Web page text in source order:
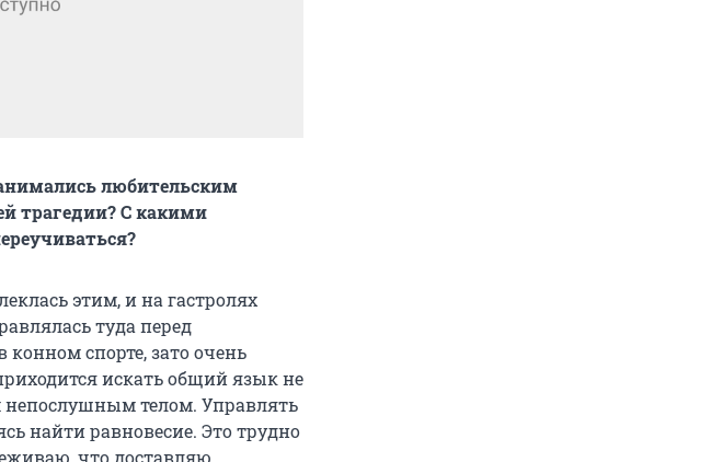
любительским
трагедии? С какими
этим, и на гастролях
туда перед
спорте, зато очень
искать общий язык не
непослушным телом. Управлять
найти равновесие. Это трудно